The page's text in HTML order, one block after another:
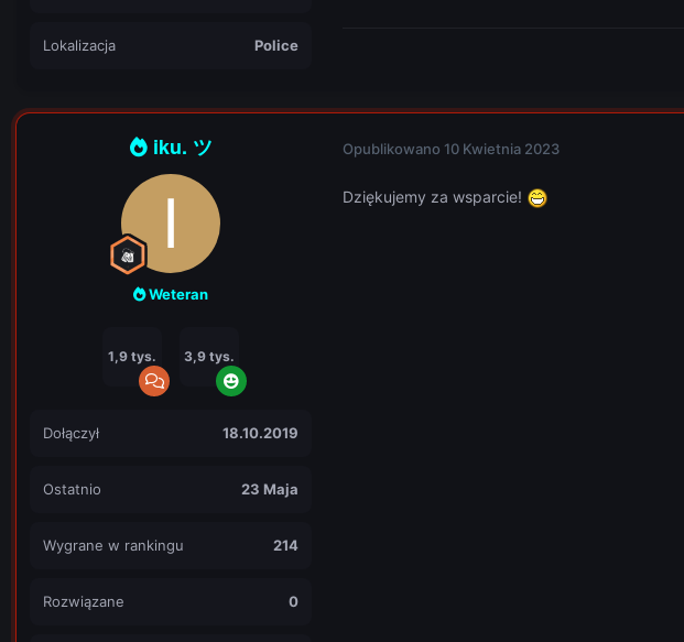
Lokalizacja Police
iku. ツ
Weteran
1,9 tys. 3,9 tys.
Dołączył 18.10.2019
Ostatnio 23 Maja
Wygrane w rankingu 214
Rozwiązane 0
Opublikowano 10 Kwietnia 2023
Dziękujemy za wsparcie!